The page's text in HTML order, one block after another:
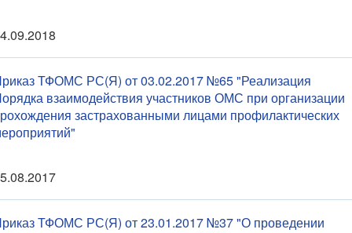
ТФОМС РС(Я) от 03.02.2017 №65 "Реализация
взаимодействия участников ОМС при организации
застрахованными лицами профилактических
ТФОМС РС(Я) от 23.01.2017 №37 "О проведении